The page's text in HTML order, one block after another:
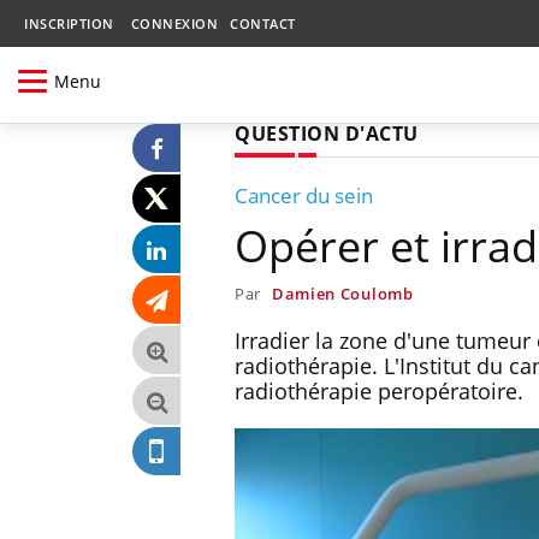
INSCRIPTION CONNEXION CONTACT
Menu
QUESTION D'ACTU
Cancer du sein
Opérer et
Par Damien Coulomb
Irradier la zone d'une
radiothérapie. L'Institut du
radiothérapie peropératoire.